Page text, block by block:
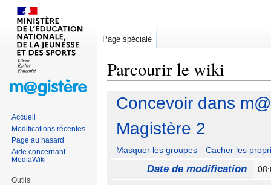
Parcourir le wiki
Sauter
navigation
Sauter
recherche
Concevoir dans
Magistère 2
Masquer les groupes Cacher les
Date de modification
Page spéciale
Accueil
Modifications récentes
Page au hasard
Aide concernant
MediaWiki
Outils